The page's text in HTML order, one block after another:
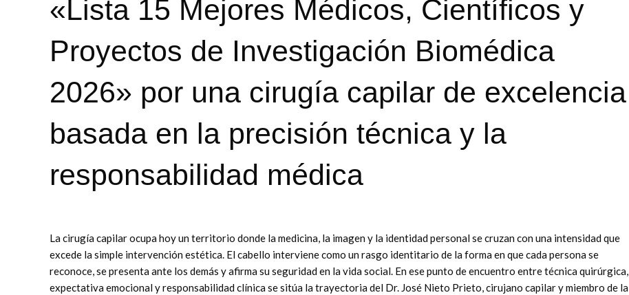
«Lista 15 Mejores Médicos, Científicos y
Proyectos de Investigación Biomédica
2026» por una cirugía capilar de excelencia
basada en la precisión técnica y la
responsabilidad médica
La cirugía capilar ocupa hoy un territorio donde la medicina, la imagen y la identidad personal se cruzan con una intensidad que
excede la simple intervención estética. El cabello interviene como un rasgo identitario de la forma en que cada persona se
reconoce, se presenta ante los demás y afirma su seguridad en la vida social. En ese punto de encuentro entre técnica quirúrgica,
expectativa emocional y responsabilidad clínica se sitúa la trayectoria del Dr. José Nieto Prieto, cirujano capilar y miembro de la